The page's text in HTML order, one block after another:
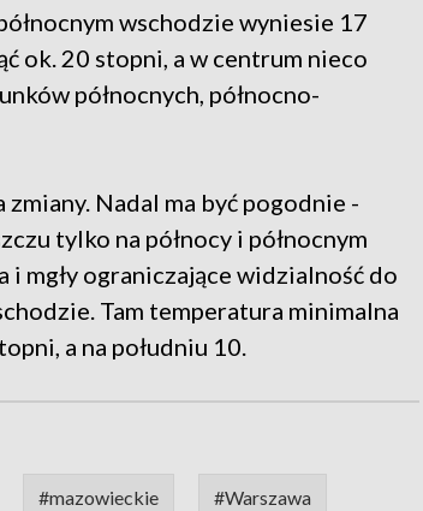
wschodzie wyniesie 17
ok. 20 stopni, a w centrum nieco
północnych, północno-
Nadal ma być pogodnie -
tylko na północy i północnym
mgły ograniczające widzialność do
Tam temperatura minimalna
a na południu 10.
#mazowieckie #Warszawa